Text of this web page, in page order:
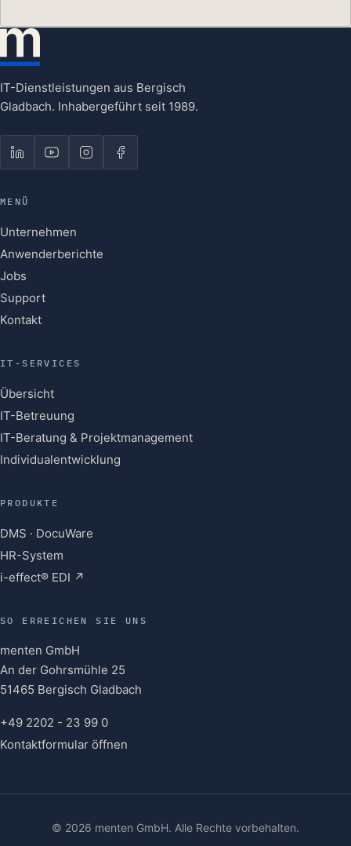
IT-Dienstleistungen aus Bergisch
Gladbach. Inhabergeführt seit 1989.
MENÜ
Unternehmen
Anwenderberichte
Jobs
Support
Kontakt
IT-SERVICES
Übersicht
IT-Betreuung
IT-Beratung & Projektmanagement
Individualentwicklung
PRODUKTE
DMS · DocuWare
HR-System
i-effect® EDI ↗
SO ERREICHEN SIE UNS
menten GmbH
An der Gohrsmühle 25
51465 Bergisch Gladbach
+49 2202 - 23 99 0
Kontaktformular öffnen
© 2026 menten GmbH. Alle Rechte vorbehalten.